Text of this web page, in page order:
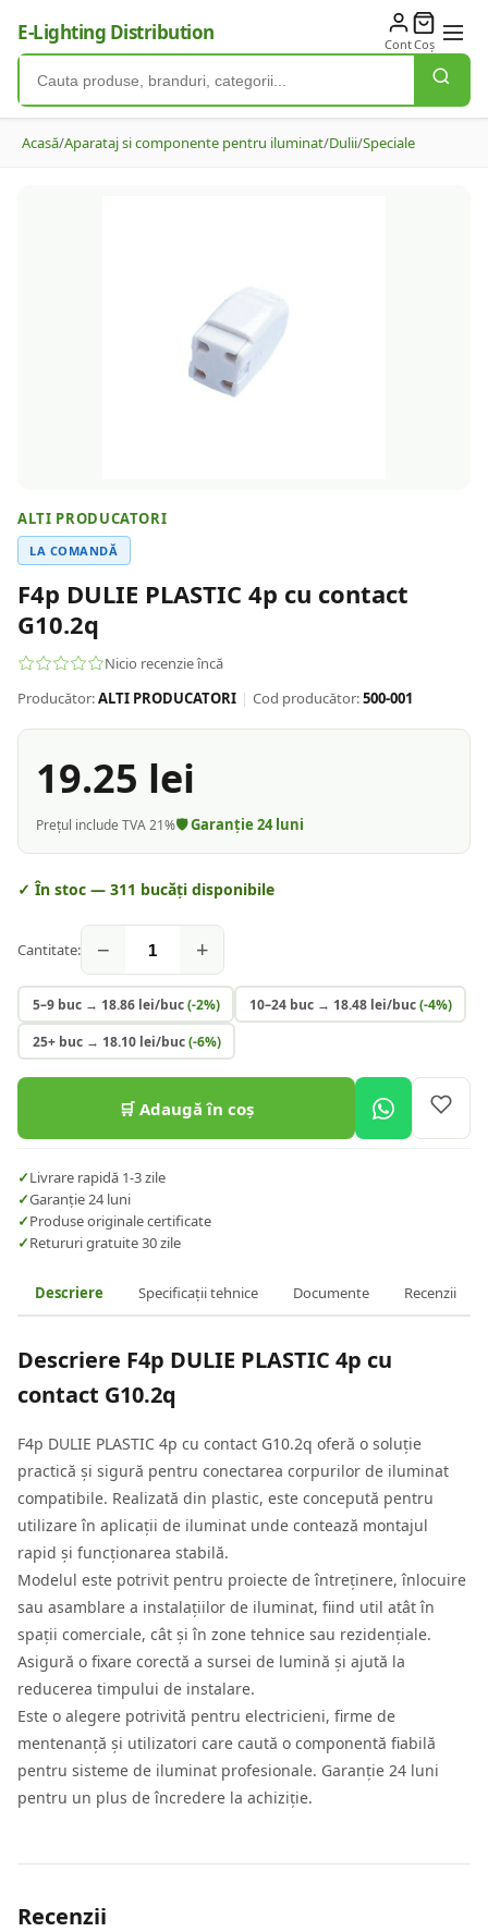
E-Lighting Distribution ContCoș
Acasă/Aparataj si componente pentru iluminat/Dulii/Speciale
ALTI PRODUCATORI
LA COMANDĂ
F4p DULIE PLASTIC 4p cu contact
G10.2q
Nicio recenzie încă
Producător:ALTI PRODUCATORI | Cod producător:500-001
19.25 lei
Prețul include TVA 21%🛡️ Garanție 24luni
✓ În stoc — 311 bucăți disponibile
Cantitate: − +
5–9 buc→ 18.86lei/buc(-2%) 10–24 buc→ 18.48lei/buc(-4%)
25+ buc→ 18.10lei/buc(-6%)
🛒 Adaugă în coș
✓Livrare rapidă 1-3 zile
✓Garanție 24 luni
✓Produse originale certificate
✓Retururi gratuite 30 zile
Descriere Specificații tehnice Documente Recenzii
Descriere F4p DULIE PLASTIC 4p cu
contact G10.2q
F4p DULIE PLASTIC 4p cu contact G10.2q oferă o soluție
practică și sigură pentru conectarea corpurilor de iluminat
compatibile. Realizată din plastic, este concepută pentru
utilizare în aplicații de iluminat unde contează montajul
rapid și funcționarea stabilă.
Modelul este potrivit pentru proiecte de întreținere, înlocuire
sau asamblare a instalațiilor de iluminat, fiind util atât în
spații comerciale, cât și în zone tehnice sau rezidențiale.
Asigură o fixare corectă a sursei de lumină și ajută la
reducerea timpului de instalare.
Este o alegere potrivită pentru electricieni, firme de
mentenanță și utilizatori care caută o componentă fiabilă
pentru sisteme de iluminat profesionale. Garanție 24 luni
pentru un plus de încredere la achiziție.
Recenzii